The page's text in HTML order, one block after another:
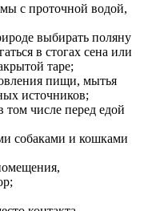
с проточной водой,
выбирать поляну
в стогах сена или
таре;
пищи, мытья
источников;
числе перед едой
собаками и кошками